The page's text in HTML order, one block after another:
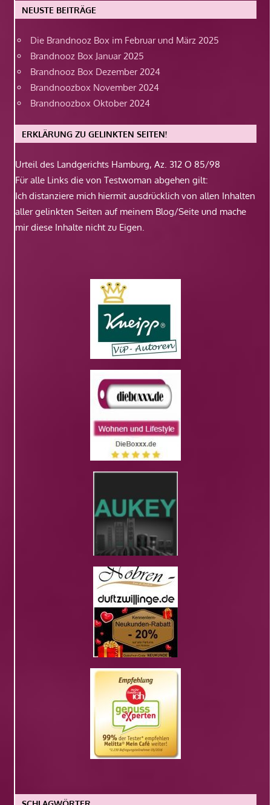
NEUSTE BEITRÄGE
Die Brandnooz Box im Februar und März 2025
Brandnooz Box Januar 2025
Brandnooz Box Dezember 2024
Brandnoozbox November 2024
Brandnoozbox Oktober 2024
ERKLÄRUNG ZU GELINKTEN SEITEN!
Urteil des Landgerichts Hamburg, Az. 312 O 85/98
Für alle Links die von Testwoman abgehen gilt:
Ich distanziere mich hiermit ausdrücklich von allen Inhalten
aller gelinkten Seiten auf meinem Blog/Seite und mache
mir diese Inhalte nicht zu Eigen.